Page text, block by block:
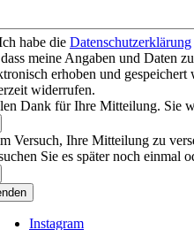
habe die Datenschutzerklärung
meine Angaben und Daten
erhoben und
widerrufen.
Dank für Ihre Mitteilung. Sie
Versuch, Ihre Mitteilung zu
Sie es später noch einmal
Instagram